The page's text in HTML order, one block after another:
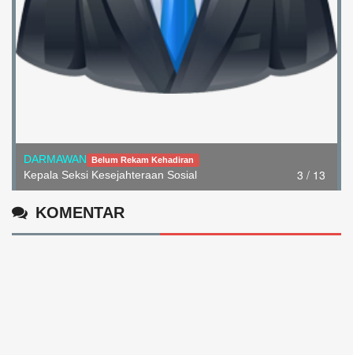
3 / 13
DARMAWAN Belum Rekam Kehadiran
Kepala Seksi Kesejahteraan Sosial
KOMENTAR